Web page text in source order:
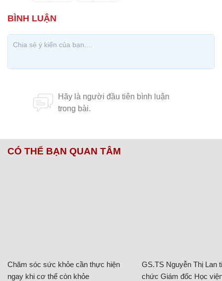
CÓ THỂ BẠN QUAN TÂM
Chăm sóc sức khỏe cần thực hiện
ngay khi cơ thể còn khỏe
GS.TS Nguyễn Thị Lan
chức Giám đốc Học